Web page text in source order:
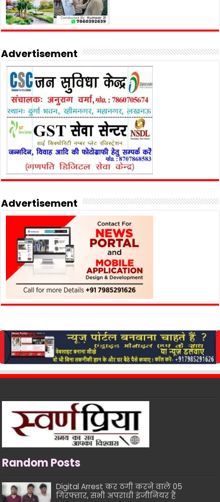
Advertisement
Advertisement
Random Posts
Digital Arrest कर ठगी करने वाले 05
गिरफ्तार, सभी अपराधी इंजीनियर हैं